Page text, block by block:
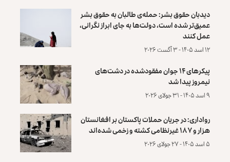
دیدبان حقوق بشر: حمله‌ی طالبان به حقوق بشر
عمیق‌تر شده است، دولت‌ها به جای ابراز نگرانی،
عمل کنند
۱۲ اسد ۱۴۰۵ - ۳ آگست ۲۰۲۶
پیکرهای ۱۴ جوان مفقودشده در دشت‌های
نیمروز پیدا شد
۹ اسد ۱۴۰۵ - ۳۱ جولای ۲۰۲۶
رواداری: در جریان حملات پاکستان بر افغانستان
هزار و ۱۸۷ غیرنظامی کشته و زخمی شده‌اند
۵ اسد ۱۴۰۵ - ۲۷ جولای ۲۰۲۶